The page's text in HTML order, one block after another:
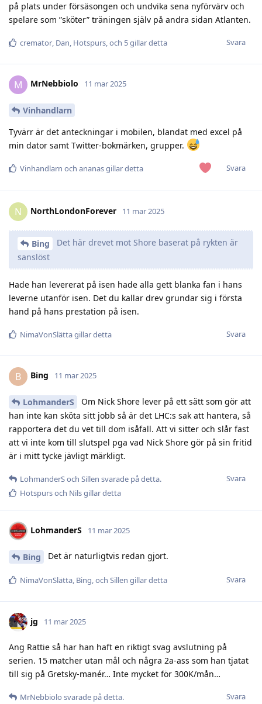
på plats under försäsongen och undvika sena nyförvärv och
spelare som ”sköter” träningen själv på andra sidan Atlanten.
Svara
cremator, Dan, Hotspurs, och 5gillar detta
M MrNebbiolo 11 mar 2025
Vinhandlarn
Tyvärr är det anteckningar i mobilen, blandat med excel på
min dator samt Twitter-bokmärken, grupper.
Svara
Vinhandlarn och ananasgillar detta
N NorthLondonForever 11 mar 2025
Bing
Det här drevet mot Shore baserat på rykten är
sanslöst
Hade han levererat på isen hade alla gett blanka fan i hans
leverne utanför isen. Det du kallar drev grundar sig i första
hand på hans prestation på isen.
Svara
NimaVonSlättagillar detta
B Bing 11 mar 2025
LohmanderS
Om Nick Shore lever på ett sätt som gör att
han inte kan sköta sitt jobb så är det LHC:s sak att hantera, så
rapportera det du vet till dom isåfall. Att vi sitter och slår fast
att vi inte kom till slutspel pga vad Nick Shore gör på sin fritid
är i mitt tycke jävligt märkligt.
Svara
LohmanderSoch Sillen svarade på detta.
Hotspursoch Nilsgillar detta
LohmanderS 11 mar 2025
Bing Det är naturligtvis redan gjort.
Svara
NimaVonSlätta, Bing, och Sillen gillar detta
jg 11 mar 2025
Ang Rattie så har han haft en riktigt svag avslutning på
serien. 15 matcher utan mål och några 2a-ass som han tjatat
till sig på Gretsky-manér… Inte mycket för 300K/mån…
Svara
MrNebbiolo svarade på detta.